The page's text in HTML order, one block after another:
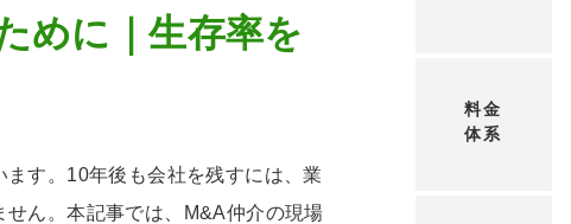
料金
体系
めに｜生存率を
す。10年後も会社を残すには、業
ん。本記事では、M&A仲介の現場